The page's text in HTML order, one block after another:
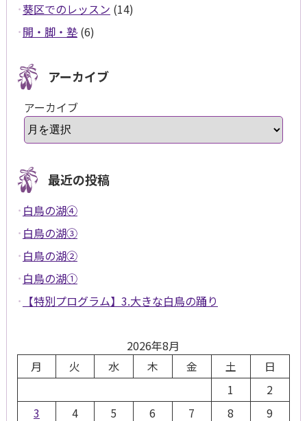
葵区でのレッスン (14)
開・脚・塾(6)
アーカイブ
アーカイブ
最近の投稿
白鳥の湖④
白鳥の湖③
白鳥の湖②
白鳥の湖①
【特別プログラム】3.大きな白鳥の踊り
2026年8月
月
火 水 木 金 土
日
1
2
3
4 5 6 7 8 9